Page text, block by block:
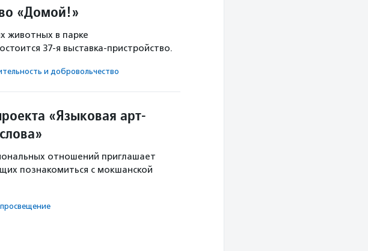
«Домой!»
животных в парке
37-я выставка-пристройство.
и доброволь­чест­во
«Языковая арт-
отношений приглашает
познакомиться с мокшанской
просвещение